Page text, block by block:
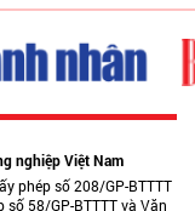
nghiệp Việt Nam
phép số 208/GP-BTTTT
58/GP-BTTTT và Văn